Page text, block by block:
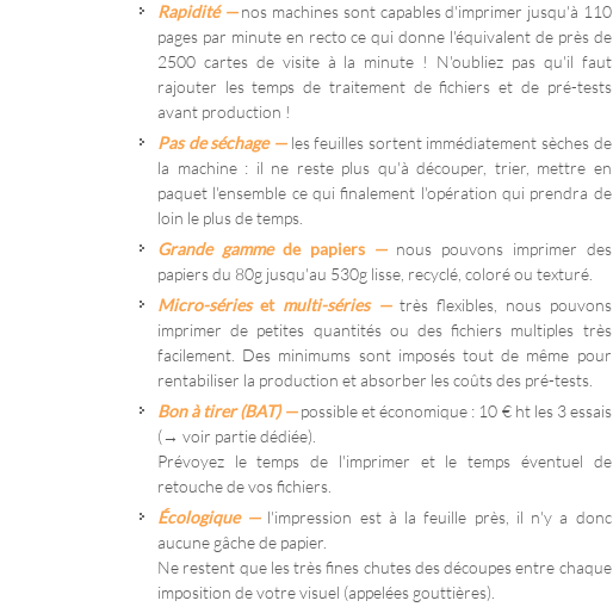
Rapidité —nos machines sont capables d'imprimer jusqu'à 110
pages par minute en recto ce qui donne l'équivalent de près de
2500 cartes de visite à la minute ! N'oubliez pas qu'il faut
rajouter les temps de traitement de fichiers et de pré-tests
avant production !
Pas de séchage —les feuilles sortent immédiatement sèches de
la machine : il ne reste plus qu'à découper, trier, mettre en
paquet l'ensemble ce qui finalement l'opération qui prendra de
loin le plus de temps.
Grande gammede papiers —nous pouvons imprimer des
papiers du 80g jusqu'au 530g lisse, recyclé, coloré ou texturé.
Micro-sérieset multi-séries — très flexibles, nous pouvons
imprimer de petites quantités ou des fichiers multiples très
facilement. Des minimums sont imposés tout de même pour
rentabiliser la production et absorber les coûts des pré-tests.
Bon à tirer (BAT) —possible et économique : 10 € ht les 3 essais
(→ voir partie dédiée).
Prévoyez le temps de l'imprimer et le temps éventuel de
retouche de vos fichiers.
Écologique —l'impression est à la feuille près, il n'y a donc
aucune gâche de papier.
Ne restent que les très fines chutes des découpes entre chaque
imposition de votre visuel (appelées gouttières).